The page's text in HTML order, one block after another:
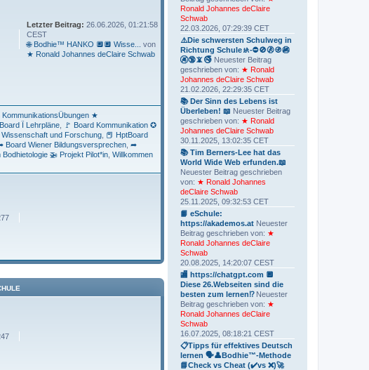
Letzter Beitrag: 26.06.2026, 01:21:58
CEST
🌐 Bodhie™ HANKO 🔲🔲 Wisse...
von
★ Ronald Johannes deClaire Schwab
KommunikationsÜbungen ★
Ï Lehrpläne
🚩 Board Kommunikation ✪
und Forschung 📕 HptBoard
Board Wiener Bildungsversprechen ➦
🚁 Projekt Pilot*in Willkommen
Ronald Johannes deClaire
Schwab
22.03.2026, 07:29:39 CET
⚠️Die schwersten Schulweg in
Richtung Schule🚸-⛔️🚫🚷🚯🚳
🚱🔞📵🚭Neuester Beitrag
geschrieben von: ★ Ronald
Johannes deClaire Schwab
21.02.2026, 22:29:35 CET
📚 Der Sinn des Lebens ist
Überleben! 📖 Neuester Beitrag
geschrieben von: ★ Ronald
Johannes deClaire Schwab
30.11.2025, 13:02:35 CET
📚 Tim Berners-Lee hat das
World Wide Web erfunden.📖
Neuester Beitrag geschrieben
von: ★ Ronald Johannes
deClaire Schwab
25.11.2025, 09:32:53 CET
📙 eSchule:
https://akademos.atNeuester
Beitrag geschrieben von: ★
Ronald Johannes deClaire
Schwab
20.08.2025, 14:20:07 CEST
🏬 https://chatgpt.com 🔲
Diese 26.Webseiten sind die
besten zum lernen⁉️Neuester
Beitrag geschrieben von: ★
Ronald Johannes deClaire
Schwab
16.07.2025, 08:18:21 CEST
📋Tipps für effektives Deutsch
lernen 🗣👤Bodhie™-Methode
📘Check vs Cheat (✔️vs ❌)🚀